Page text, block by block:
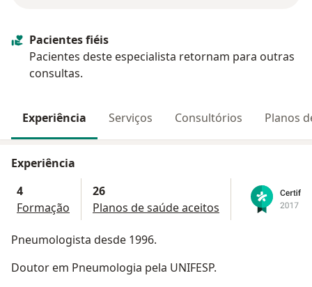
Pacientes fiéis
Pacientes deste especialista retornam para outras
consultas.
Experiência Serviços Consultórios Planos
Experiência
4
Formação
26
Planos de saúde aceitos
Pneumologista desde 1996.
Doutor em Pneumologia pela UNIFESP.